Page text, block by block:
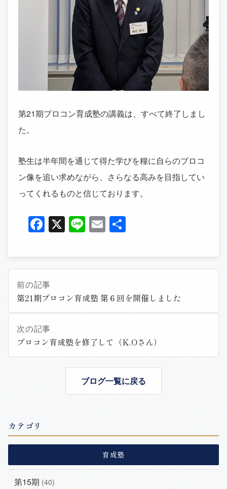
第21期プロコン育成塾の講義は、すべて終了しまし
た。
塾生は半年間を通じて得た学びを糧に自らのプロコ
ン像を追い求めながら、さらなる高みを目指してい
ってくれるものと信じております。
Facebook
X LineEmail
前の記事
第21期プロコン育成塾 第６回を開催しました
次の記事
プロコン育成塾を修了して（K.Oさん）
ブログ一覧に戻る
カテゴリ
育成塾
第15期 (40)